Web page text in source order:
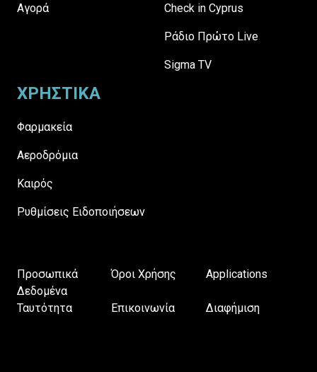
Αγορά Check in Cyprus
Ράδιο Πρώτο Live
Sigma TV
ΧΡΗΣΤΙΚΑ
Φαρμακεία
Αεροδρόμια
Καιρός
Ρυθμίσεις Ειδοποιήσεων
Προσωπικά
Δεδομένα
Όροι Χρήσης Applications
Ταυτότητα Επικοινωνία Διαφήμιση